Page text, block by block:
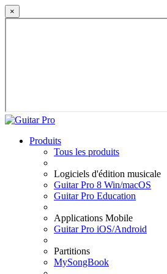
×
Produits
Tous les produits
Logiciels d'édition musicale
Guitar Pro 8 Win/macOS
Guitar Pro Education
Applications Mobile
Guitar Pro iOS/Android
Partitions
MySongBook